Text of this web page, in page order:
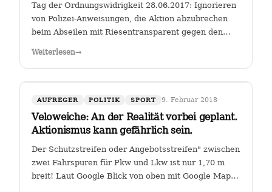
Tag der Ordnungswidrigkeit 28.06.2017: Ignorieren
von Polizei-Anweisungen, die Aktion abzubrechen
beim Abseilen mit Riesentransparent gegen den
Weiterlesen→
AUFREGER POLITIK SPORT 9. Februar 2018
Veloweiche: An der Realität vorbei geplant.
Aktionismus kann gefährlich sein.
Der Schutzstreifen oder Angebotsstreifen" zwischen
zwei Fahrspuren für Pkw und Lkw ist nur 1,70 m
breit! Laut Google Blick von oben mit Google Maps